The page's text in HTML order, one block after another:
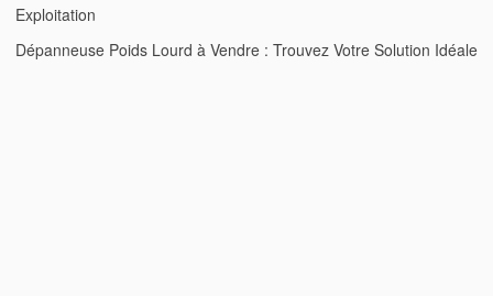
Exploitation
Dépanneuse Poids Lourd à Vendre : Trouvez Votre Solution Idéale